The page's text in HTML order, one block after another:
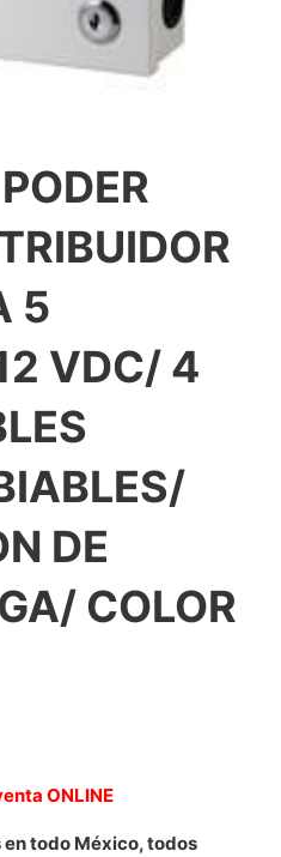
5
VDC/ 4
DE
COLOR
ONLINE
en todo México, todos